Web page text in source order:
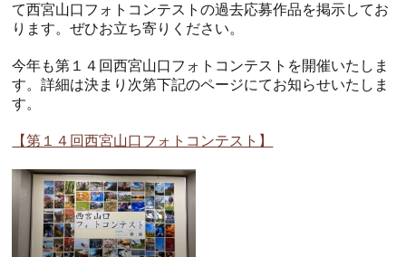
て西宮山口フォトコンテストの過去応募作品を掲示してお
ります。ぜひお立ち寄りください。
今年も第１４回西宮山口フォトコンテストを開催いたしま
す。詳細は決まり次第下記のページにてお知らせいたしま
す。
【第１４回西宮山口フォトコンテスト】